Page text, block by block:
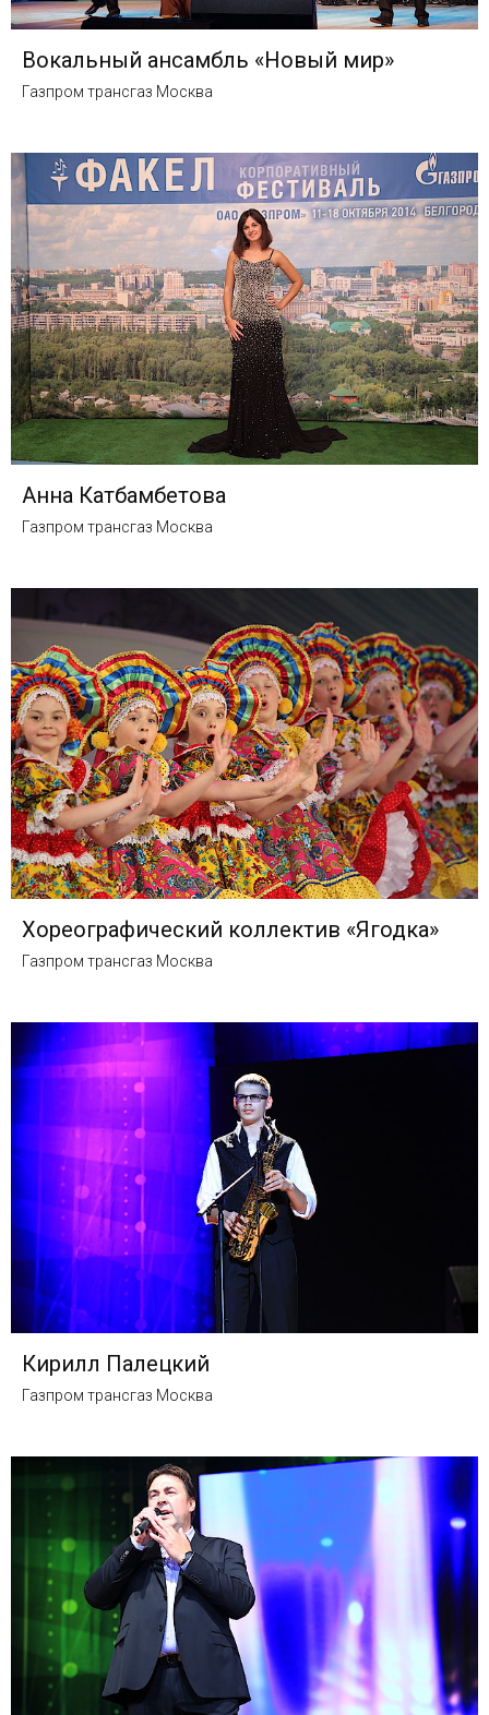
Вокальный ансамбль «Новый мир»
Газпром трансгаз Москва
Анна Катбамбетова
Газпром трансгаз Москва
Хореографический коллектив «Ягодка»
Газпром трансгаз Москва
Кирилл Палецкий
Газпром трансгаз Москва